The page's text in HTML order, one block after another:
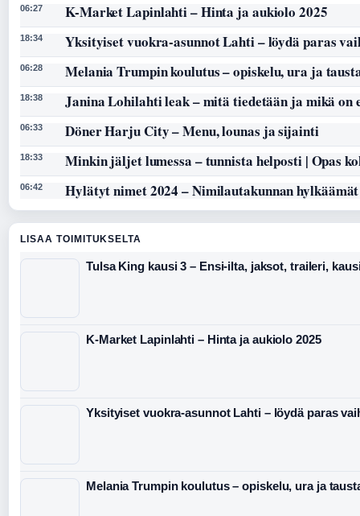
06:27 K-Market Lapinlahti – Hinta ja aukiolo 2025
18:34 Yksityiset vuokra-asunnot Lahti – löydä paras
06:28 Melania Trumpin koulutus – opiskelu, ura ja
18:38 Janina Lohilahti leak – mitä tiedetään ja mikä on
06:33 Döner Harju City – Menu, lounas ja sijainti
18:33 Minkin jäljet lumessa – tunnista helposti | Opas
06:42 Hylätyt nimet 2024 – Nimilautakunnan
LISAA TOIMITUKSELTA
Tulsa King kausi 3 – Ensi-ilta, jaksot, traileri,
K-Market Lapinlahti – Hinta ja aukiolo 2025
Yksityiset vuokra-asunnot Lahti – löydä paras
Melania Trumpin koulutus – opiskelu, ura ja